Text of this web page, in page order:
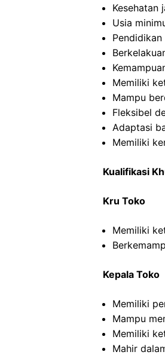
Kesehatan
Usia
Memiliki
Mampu
Fleksibel
Adaptasi
Memiliki
Kualifikasi
Kru Toko
Memiliki
Kepala Toko
Memiliki
Mampu
Memiliki
Mahir